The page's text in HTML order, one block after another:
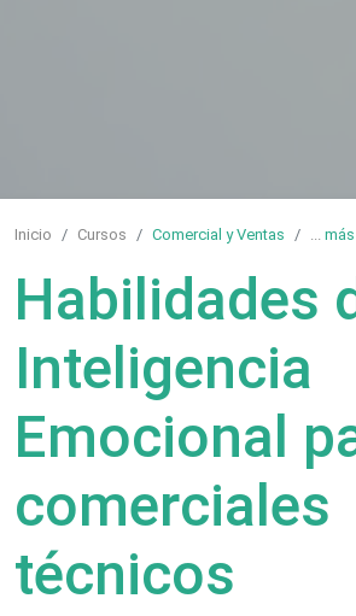
Inicio Cursos Comercial y Ventas
Habilidades
Inteligencia
Emocional
comerciales
técnicos